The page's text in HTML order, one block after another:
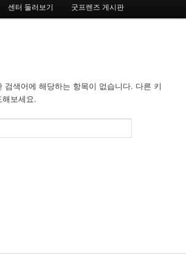
센터 둘러보기 굿프렌즈 게시판
검색어에 해당하는 항목이 없습니다. 다른 키
보세요.